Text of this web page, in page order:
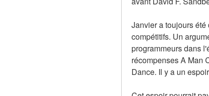
Janvier a toujours
compétitifs. Un
programmeurs dans
récompenses A Man
Dance. Il y a un